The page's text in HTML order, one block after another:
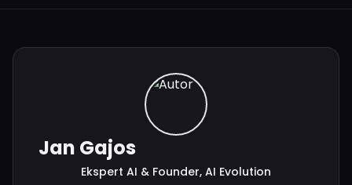
Jan Gajos
Ekspert AI & Founder, AI Evolution